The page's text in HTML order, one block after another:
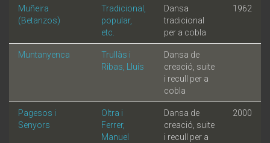
Muñeira
(Betanzos)
Tradicional,
popular,
etc.
Dansa
tradicional
per a cobla
1962
Muntanyenca
Trullàs i
Ribas, Lluís
Dansa de
creació, suite
i recull per a
cobla
Pagesos i
Senyors
Oltra i
Ferrer,
Manuel
Dansa de
creació, suite
i recull per a
2000